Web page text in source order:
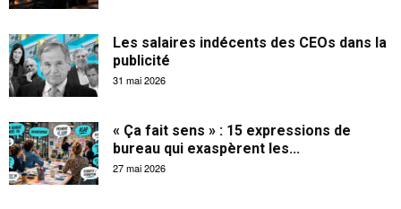
Les salaires indécents des CEOs dans la
publicité
31 mai 2026
« Ça fait sens » : 15 expressions de
bureau qui exaspèrent les...
27 mai 2026